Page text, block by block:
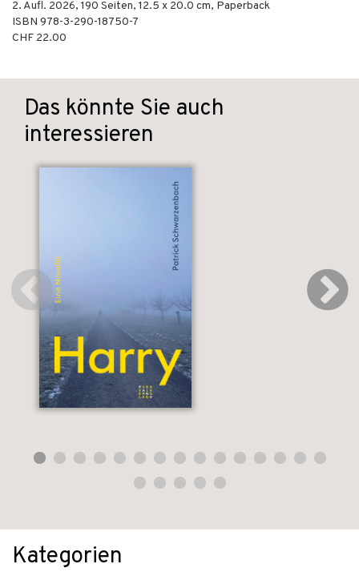
2. Aufl. 2026, 190 Seiten, 12.5 x 20.0 cm, Paperback
ISBN 978-3-290-18750-7
CHF 22.00
Das könnte Sie auch
interessieren
Kategorien